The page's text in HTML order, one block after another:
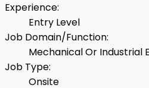
Experience:
Entry Level
Job Domain/Function:
Mechanical Or Industrial
Job Type:
Onsite